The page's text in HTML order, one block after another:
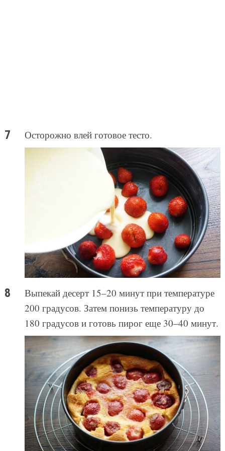
Осторожно влей готовое тесто.
Выпекай десерт 15–20 минут при температуре
200 градусов. Затем понизь температуру до
180 градусов и готовь пирог еще 30–40 минут.